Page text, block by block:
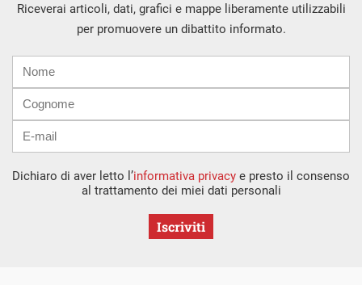
Riceverai articoli, dati, grafici e mappe liberamente utilizzabili
per promuovere un dibattito informato.
mail
Dichiaro di aver letto l’informativa privacy e presto il consenso
al trattamento dei miei dati personali
Iscriviti